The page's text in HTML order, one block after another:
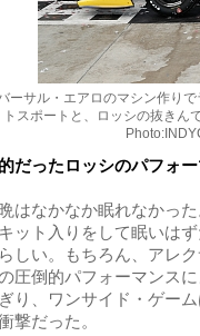
ーサル・エアロのマシン作り
トスポートと、ロッシの抜き
だったロッシのパフォ
はなかなか眠れなかった
ット入りをして眠いは
しい。もちろん、アレ
の圧倒的パフォーマンス
り、ワンサイド・ゲー
撃だった。